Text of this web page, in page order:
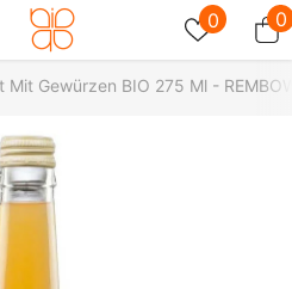
0 00
Mit Gewürzen BIO 275 Ml -